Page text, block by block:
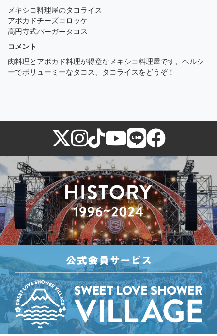
メキシコ料理屋のタコライス
アボカドチーズコロッケ
高円寺式バーガータコス
コメント
肉料理とアボカド料理が得意なメキシコ料理屋です。ヘルシ
ーでボリューミーなタコス、タコライスをどうぞ！